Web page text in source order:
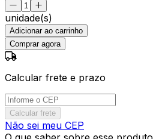
unidade(s)
Adicionar ao carrinho
Comprar agora
Calcular frete e prazo
Calcular frete
Não sei meu CEP